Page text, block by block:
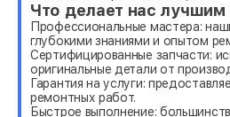
Что делает нас
Профессиональные мастера:
глубокими знаниями и опытом
Сертифицированные запчасти:
оригинальные детали от
Гарантия на услуги:
ремонтных работ.
Быстрое выполнение: